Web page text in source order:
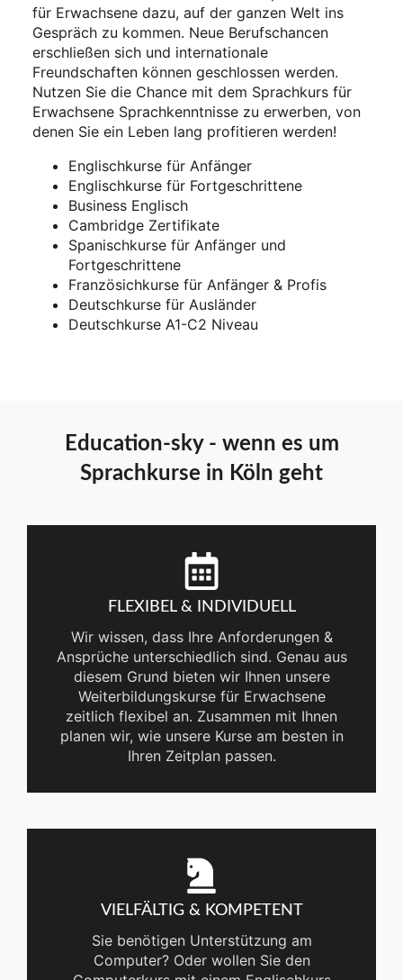
für Erwachsene dazu, auf der ganzen Welt ins
Gespräch zu kommen. Neue Berufschancen
erschließen sich und internationale
Freundschaften können geschlossen werden.
Nutzen Sie die Chance mit dem Sprachkurs für
Erwachsene Sprachkenntnisse zu erwerben, von
denen Sie ein Leben lang profitieren werden!
Englischkurse für Anfänger
Englischkurse für Fortgeschrittene
Business Englisch
Cambridge Zertifikate
Spanischkurse für Anfänger und
Fortgeschrittene
Französichkurse für Anfänger & Profis
Deutschkurse für Ausländer
Deutschkurse A1-C2 Niveau
Education-sky - wenn es um
Sprachkurse in Köln geht
FLEXIBEL & INDIVIDUELL
Wir wissen, dass Ihre Anforderungen &
Ansprüche unterschiedlich sind. Genau aus
diesem Grund bieten wir Ihnen unsere
Weiterbildungskurse für Erwachsene
zeitlich flexibel an. Zusammen mit Ihnen
planen wir, wie unsere Kurse am besten in
Ihren Zeitplan passen.
VIELFÄLTIG & KOMPETENT
Sie benötigen Unterstützung am
Computer? Oder wollen Sie den